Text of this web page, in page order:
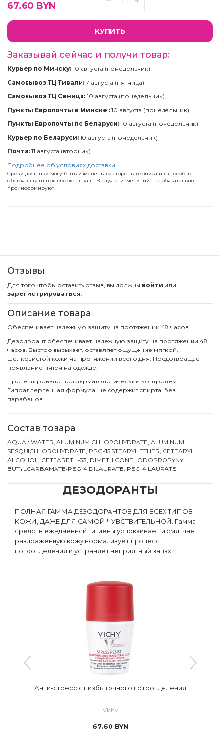
67.60 BYN
КУПИТЬ
Заказывай сейчас и получи товар:
Курьер по Минску: 10 августа (понедельник)
Самовывоз ТЦ Тивали: 7 августа (пятница)
Самовывоз ТЦ Сеница: 10 августа (понедельник)
Пункты Европочты в Минске : 10 августа (понедельник)
Пункты Европочты по Беларуси: 10 августа (понедельник)
Курьер по Беларуси: 10 августа (понедельник)
Почта: 11 августа (вторник)
Подробнее об условиях доставки
Сроки доставки могу быть изменены со стороны сервиса из-за особых
обстоятельств при сборке заказа. В случае изменений вас обязательно
проинформируют.
Отзывы
Для того чтобы оставить отзыв, вы должны войти или
зарегистрироваться.
Описание товара
Обеспечивает надежную защиту на протяжении 48 часов.
Дезодорант обеспечивает надежную защиту на протяжении 48
часов. Быстро высыхает, оставляет ощущение мягкой,
шелковистой кожи на протяжении всего дня. Предотвращает
появление пятен на одежде.
Протестировано под дерматологическим контролем.
Гипоаллергенная формула, не содержит спирта, без
парабенов.
Состав товара
AQUA / WATER, ALUMINUM CHLOROHYDRATE, ALUMINUM
SESQUICHLOROHYDRATE, PPG-15 STEARYL ETHER, CETEARYL
ALCOHOL, CETEARETH-33, DIMETHICONE, IODOPROPYNYL
BUTYLCARBAMATE•PEG-4 DILAURATE, PEG-4 LAURATE
ДЕЗОДОРАНТЫ
ПОЛНАЯ ГАММА ДЕЗОДОРАНТОВ ДЛЯ ВСЕХ ТИПОВ
КОЖИ, ДАЖЕ ДЛЯ САМОЙ ЧУВСТВИТЕЛЬНОЙ. Гамма
средств ежедневной гигиены успокаивает и смягчает
раздраженную кожу,нормализует процесс
потоотделения и устраняет неприятный запах.
Анти-стресс от избыточного потоотделения
Vichy
67.60 BYN